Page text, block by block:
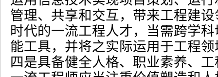
管理、共享和交互，带来工程建
时代的一流工程人才，当需跨学
能工具，并将之实际运用于工程
四是具备健全人格、职业素养、